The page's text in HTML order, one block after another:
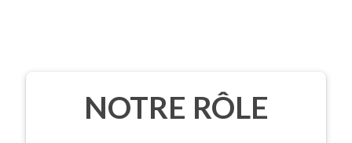
NOTRE RÔLE